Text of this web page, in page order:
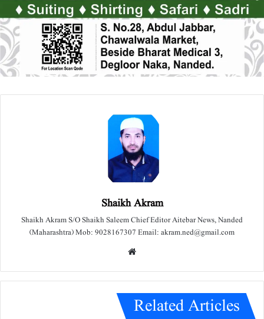
Shaikh Akram
Shaikh Akram S/O Shaikh Saleem Chief Editor Aitebar News, Nanded
(Maharashtra) Mob: 9028167307 Email: akram.ned@gmail.com
e
Related Articles